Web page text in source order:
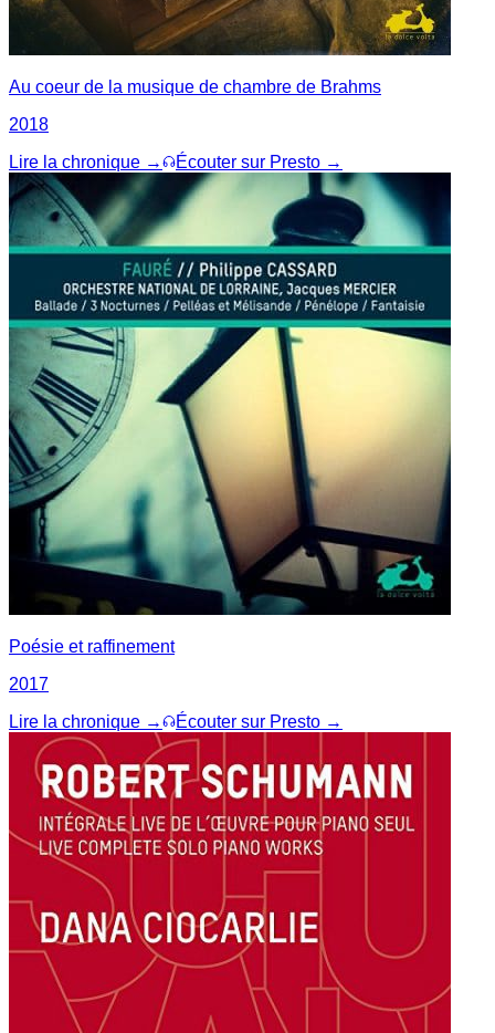
Au coeur de la musique de chambre de Brahms
2018
Lire la chronique →
Écouter sur Presto →
Poésie et raffinement
2017
Lire la chronique →
Écouter sur Presto →